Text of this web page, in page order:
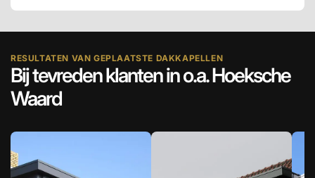
RESULTATEN VAN GEPLAATSTE DAKKAPELLEN
Bij tevreden klanten in o.a. Hoeksche
Waard